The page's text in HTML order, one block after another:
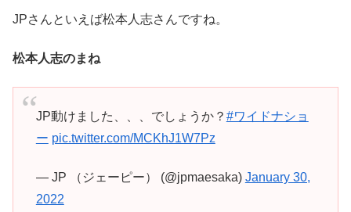
JPさんといえば松本人志さんですね。
松本人志のまね
JP動けました、、、でしょうか？ #ワイドナショ
ー pic.twitter.com/MCKhJ1W7Pz
— JP （ジェーピー） (@jpmaesaka) January 30,
2022